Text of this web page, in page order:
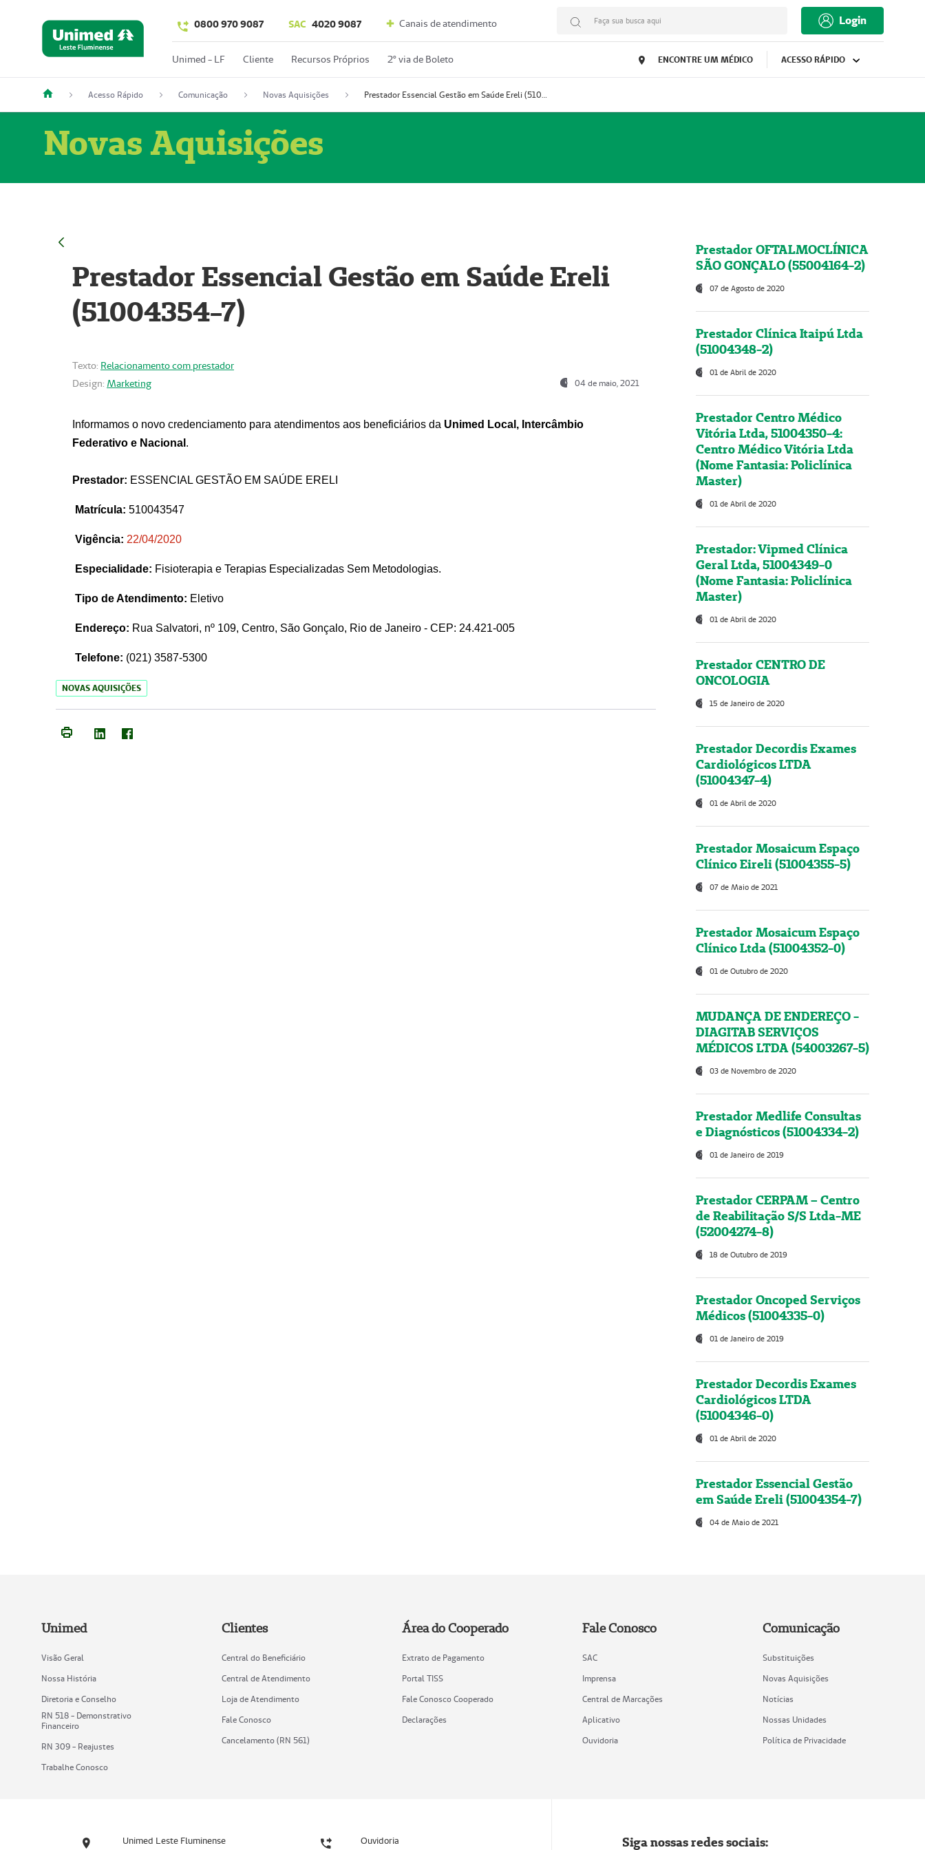
0800 970 9087 SAC 4020 9087 Canais de atendimento Faça sua busca aqui Login
Unimed - LF Cliente Recursos Próprios 2º via de Boleto ENCONTRE UM MÉDICO ACESSO RÁPIDO
Acesso Rápido Comunicação Novas Aquisições Prestador Essencial Gestão em Saúde Ereli (51004354-7)
Novas Aquisições
Prestador Essencial Gestão em Saúde Ereli
(51004354-7)
Texto: Relacionamento com prestador
Design: Marketing 04 de maio, 2021
Informamos o novo credenciamento para atendimentos aos beneficiários da Unimed Local, Intercâmbio
Federativo e Nacional .
Prestador: ESSENCIAL GESTÃO EM SAÚDE ERELI
Matrícula: 510043547
Vigência: 22/04/2020
Especialidade: Fisioterapia e Terapias Especializadas Sem Metodologias.
Tipo de Atendimento: Eletivo
Endereço: Rua Salvatori, nº 109, Centro, São Gonçalo, Rio de Janeiro - CEP: 24.421-005
Telefone: (021) 3587-5300
NOVAS AQUISIÇÕES
Prestador OFTALMOCLÍNICA
SÃO GONÇALO (55004164-2)
07 de Agosto de 2020
Prestador Clínica Itaipú Ltda
(51004348-2)
01 de Abril de 2020
Prestador Centro Médico
Vitória Ltda, 51004350-4:
Centro Médico Vitória Ltda
(Nome Fantasia: Policlínica
Master)
01 de Abril de 2020
Prestador: Vipmed Clínica
Geral Ltda, 51004349-0
(Nome Fantasia: Policlínica
Master)
01 de Abril de 2020
Prestador CENTRO DE
ONCOLOGIA
15 de Janeiro de 2020
Prestador Decordis Exames
Cardiológicos LTDA
(51004347-4)
01 de Abril de 2020
Prestador Mosaicum Espaço
Clínico Eireli (51004355-5)
07 de Maio de 2021
Prestador Mosaicum Espaço
Clínico Ltda (51004352-0)
01 de Outubro de 2020
MUDANÇA DE ENDEREÇO -
DIAGITAB SERVIÇOS
MÉDICOS LTDA (54003267-5)
03 de Novembro de 2020
Prestador Medlife Consultas
e Diagnósticos (51004334-2)
01 de Janeiro de 2019
Prestador CERPAM – Centro
de Reabilitação S/S Ltda-ME
(52004274-8)
18 de Outubro de 2019
Prestador Oncoped Serviços
Médicos (51004335-0)
01 de Janeiro de 2019
Prestador Decordis Exames
Cardiológicos LTDA
(51004346-0)
01 de Abril de 2020
Prestador Essencial Gestão
em Saúde Ereli (51004354-7)
04 de Maio de 2021
Unimed
Visão Geral
Nossa História
Diretoria e Conselho
RN 518 - Demonstrativo
Financeiro
RN 309 - Reajustes
Trabalhe Conosco
Clientes
Central do Beneficiário
Central de Atendimento
Loja de Atendimento
Fale Conosco
Cancelamento (RN 561)
Área do Cooperado
Extrato de Pagamento
Portal TISS
Fale Conosco Cooperado
Declarações
Fale Conosco
SAC
Imprensa
Central de Marcações
Aplicativo
Ouvidoria
Comunicação
Substituições
Novas Aquisições
Notícias
Nossas Unidades
Política de Privacidade
Unimed Leste Fluminense Ouvidoria Siga nossas redes sociais: